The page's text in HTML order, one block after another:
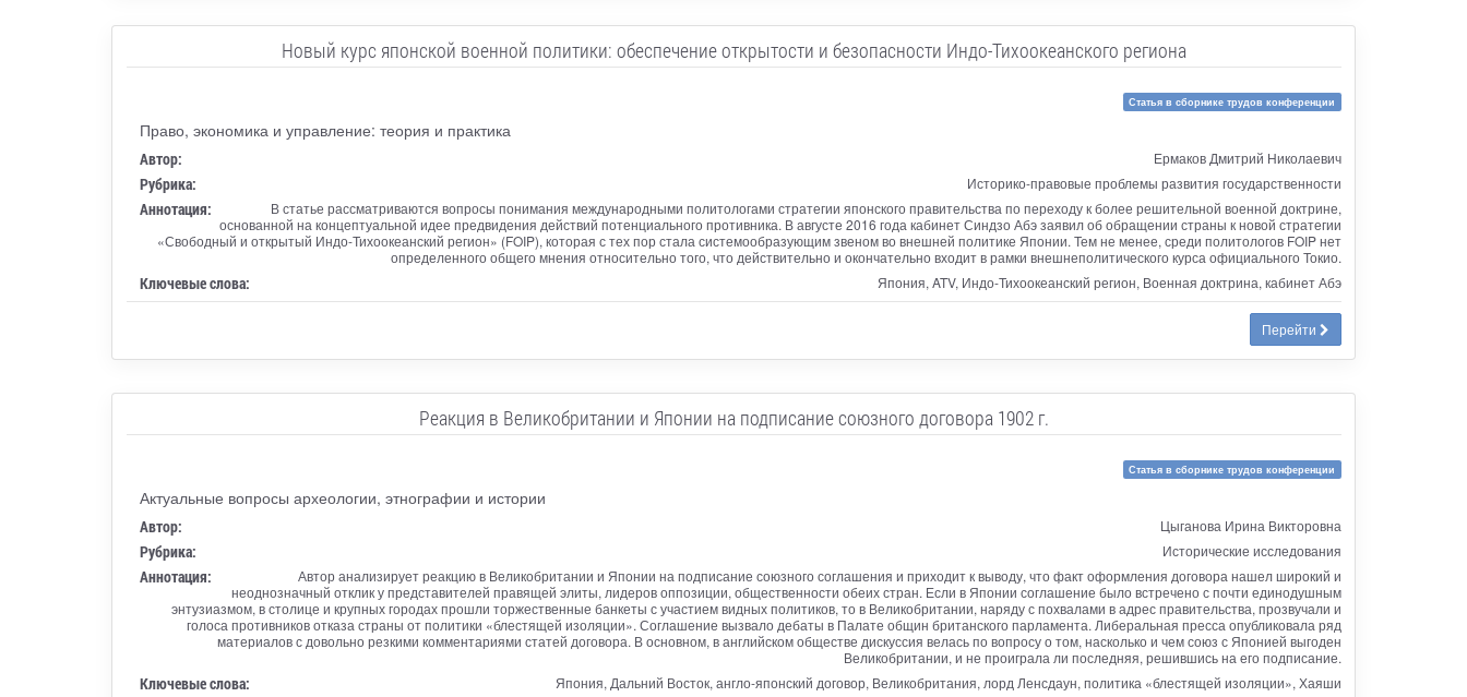
Новый курс японской военной политики: обеспечение открытости и безопасности Индо-Тихоокеанского региона
Статья в сборнике трудов конференции
Право, экономика и управление: теория и практика
Автор: Ермаков Дмитрий Николаевич
Рубрика: Историко-правовые проблемы развития государственности
Аннотация:
В статье рассматриваются вопросы понимания международными политологами стратегии японского правительства по переходу к более решительной военной доктрине,
основанной на концептуальной идее предвидения действий потенциального противника. В августе 2016 года кабинет Синдзо Абэ заявил об обращении страны к новой стратегии
«Свободный и открытый Индо-Тихоокеанский регион» (FOIP), которая с тех пор стала системообразующим звеном во внешней политике Японии. Тем не менее, среди политологов FOIP нет
определенного общего мнения относительно того, что действительно и окончательно входит в рамки внешнеполитического курса официального Токио.
Ключевые слова: Япония, ATV, Индо-Тихоокеанский регион, Военная доктрина, кабинет Абэ
Перейти
Реакция в Великобритании и Японии на подписание союзного договора 1902 г.
Статья в сборнике трудов конференции
Актуальные вопросы археологии, этнографии и истории
Автор: Цыганова Ирина Викторовна
Рубрика: Исторические исследования
Аннотация:
Автор анализирует реакцию в Великобритании и Японии на подписание союзного соглашения и приходит к выводу, что факт оформления договора нашел широкий и
неоднозначный отклик у представителей правящей элиты, лидеров оппозиции, общественности обеих стран. Если в Японии соглашение было встречено с почти единодушным
энтузиазмом, в столице и крупных городах прошли торжественные банкеты с участием видных политиков, то в Великобритании, наряду с похвалами в адрес правительства, прозвучали и
голоса противников отказа страны от политики «блестящей изоляции». Соглашение вызвало дебаты в Палате общин британского парламента. Либеральная пресса опубликовала ряд
материалов с довольно резкими комментариями статей договора. В основном, в английском обществе дискуссия велась по вопросу о том, насколько и чем союз с Японией выгоден
Великобритании, и не проиграла ли последняя, решившись на его подписание.
Ключевые слова: Япония, Дальний Восток, англо-японский договор, Великобритания, лорд Ленсдаун, политика «блестящей изоляции», Хаяши